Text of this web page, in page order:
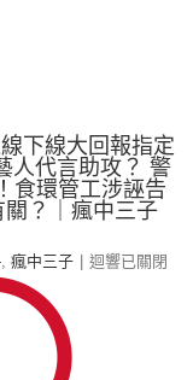
下線大回報指定
人代言助攻？ 警
食環管工涉誣告
？｜瘋中三子
, 瘋中三子 迴響已關閉